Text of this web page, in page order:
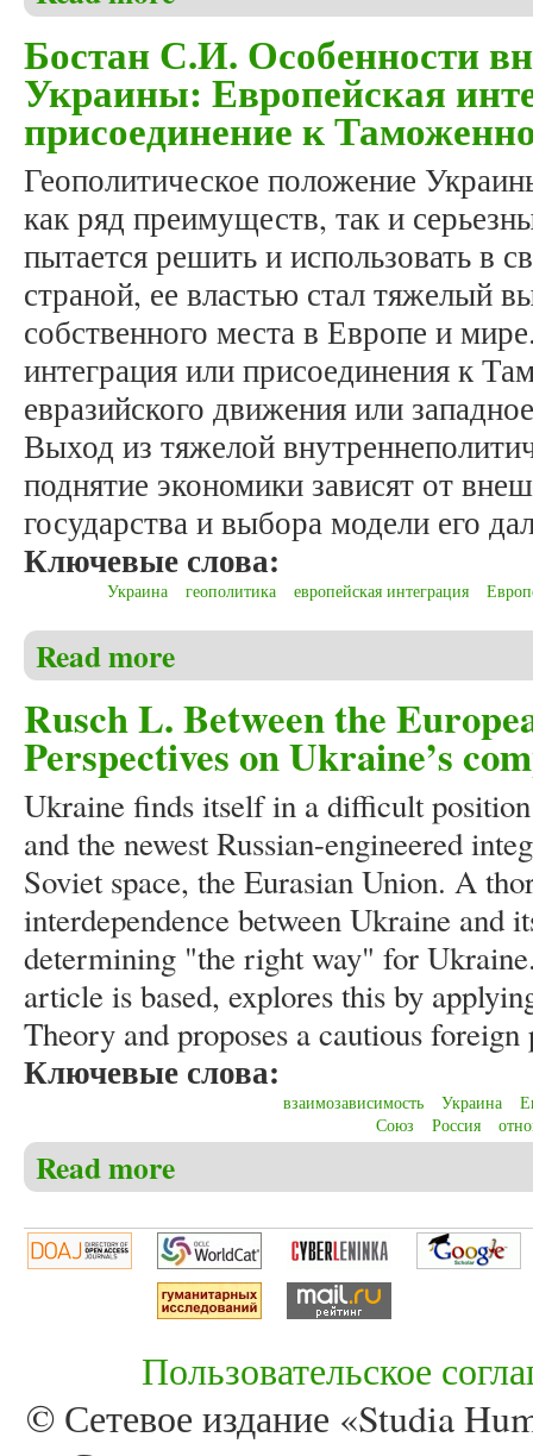
Бостан С.И. Особенности
Украины: Европейская
присоединение к
Геополитическое положение
как ряд преимуществ, так и
пытается решить и использовать в
страной, ее властью стал тяжелый
собственного места в Европе и
интеграция или присоединения к
евразийского движения или
Выход из тяжелой
поднятие экономики зависят от
государства и выбора модели его
Ключевые слова:
Украина геополитика европейская интеграция
Read more
Rusch L. Between the
Perspectives on Ukraine’s
Ukraine finds itself in a difficult
and the newest Russian-engineered
Soviet space, the Eurasian Union. A
interdependence between Ukraine and
determining "the right way" for
article is based, explores this by
Theory and proposes a cautious
Ключевые слова:
взаимозависимость Украина
Союз
Россия
Read more
Пользовательское
© Сетевое издание «Studia